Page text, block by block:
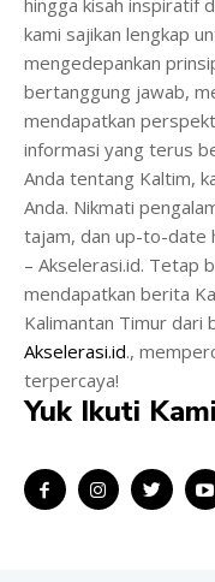
kami sajikan lengkap
mengedepankan
bertanggung jawab,
mendapatkan
informasi yang terus
Anda tentang Kaltim,
Anda. Nikmati
tajam, dan up-to-date
– Akselerasi.id. Tetap
mendapatkan berita
Kalimantan Timur dari
Akselerasi.id.,
terpercaya!
Yuk Ikuti Kami